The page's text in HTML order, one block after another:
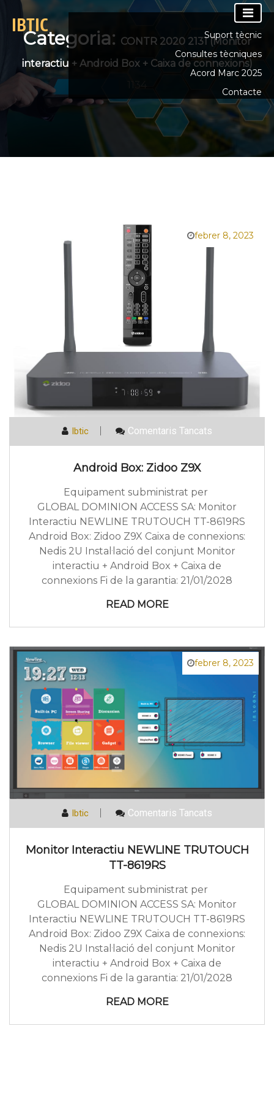
Suport tècnic
Consultes tècniques
Acord Marc 2025
Contacte
Categoria: CONTR 2020 2131 (Monitor
interactiu + Android Box + Caixa de connexions)
febrer 8, 2023
Ibtic Comentaris Tancats
Android Box: Zidoo Z9X
Equipament subministrat per
GLOBAL DOMINION ACCESS SA: Monitor
Interactiu NEWLINE TRUTOUCH TT-8619RS
Android Box: Zidoo Z9X Caixa de connexions:
Nedis 2U Instal·lació del conjunt Monitor
interactiu + Android Box + Caixa de
connexions Fi de la garantia: 21/01/2028
READ MORE
febrer 8, 2023
Ibtic Comentaris Tancats
TRUTOUCH
Monitor Interactiu NEWLINE TRUTOUCH
TT-8619RS
Equipament subministrat per
GLOBAL DOMINION ACCESS SA: Monitor
Interactiu NEWLINE TRUTOUCH TT-8619RS
Android Box: Zidoo Z9X Caixa de connexions:
Nedis 2U Instal·lació del conjunt Monitor
interactiu + Android Box + Caixa de
connexions Fi de la garantia: 21/01/2028
READ MORE